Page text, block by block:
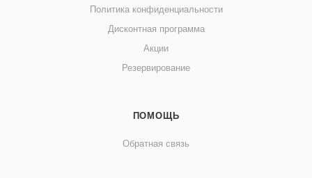
Политика конфиденциальности
Дисконтная программа
Акции
Резервирование
ПОМОЩЬ
Обратная связь